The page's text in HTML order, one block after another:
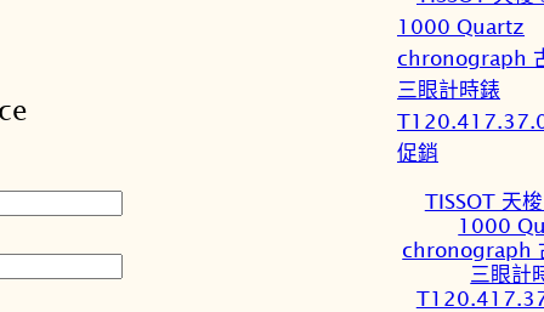
項
目
序
促銷
商
品
TISSOT 天
1000
chronograph
三眼計